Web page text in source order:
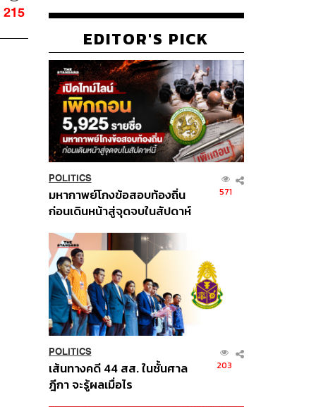
215
EDITOR'S PICK
POLITICS
มหากาพย์โกงข้อสอบท้องถิ่น
ก่อนเดินหน้าสู่จุดจบในสัปดาห์
571
POLITICS
เส้นทางคดี 44 สส. ในชั้นศาล
ฎีกา จะรู้ผลเมื่อไร
203